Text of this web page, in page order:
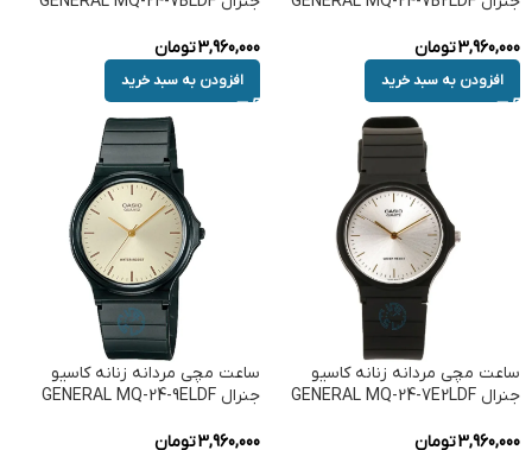
3,960,000تومان
افزودن به سبد خرید
3,960,000تومان
افزودن به سبد خرید
ساعت مچی مردانه زنانه کاسیو
جنرال GENERAL MQ-24-7E2LDF
3,960,000تومان
ساعت مچی مردانه زنانه کاسیو
جنرال GENERAL MQ-24-9ELDF
3,960,000تومان